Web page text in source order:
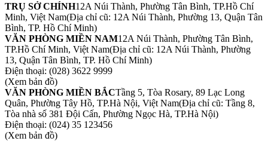
TRỤ SỞ CHÍNH12A Núi Thành, Phường Tân Bình, TP.Hồ Chí
Minh, Việt Nam(Địa chỉ cũ: 12A Núi Thành, Phường 13, Quận Tân
Bình, TP. Hồ Chí Minh)
VĂN PHÒNG MIỀN NAM12A Núi Thành, Phường Tân Bình,
TP.Hồ Chí Minh, Việt Nam(Địa chỉ cũ: 12A Núi Thành, Phường
13, Quận Tân Bình, TP. Hồ Chí Minh)
Điện thoại: (028) 3622 9999
(Xem bản đồ)
VĂN PHÒNG MIỀN BẮCTầng 5, Tòa Rosary, 89 Lạc Long
Quân, Phường Tây Hồ, TP.Hà Nội, Việt Nam(Địa chỉ cũ: Tầng 8,
Tòa nhà số 381 Đội Cấn, Phường Ngọc Hà, TP.Hà Nội)
Điện thoại: (024) 35 123456
(Xem bản đồ)